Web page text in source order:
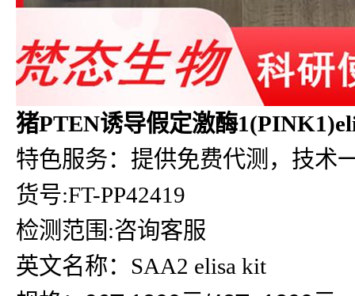
猪PTEN诱导假定激酶
特色服务：提供免费代测，技术
货号:FT-PP42419
检测范围:咨询客服
英文名称：SAA2 elisa kit